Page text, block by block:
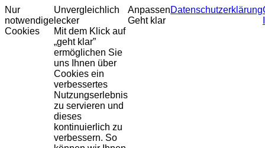
Nur
notwendige
Cookies
Unvergleichlich
lecker
Mit dem Klick auf
„geht klar”
ermöglichen Sie
uns Ihnen über
Cookies ein
verbessertes
Nutzungserlebnis
zu servieren und
dieses
kontinuierlich zu
verbessern. So
Anpassen
Geht klar
Datenschutzerklärung